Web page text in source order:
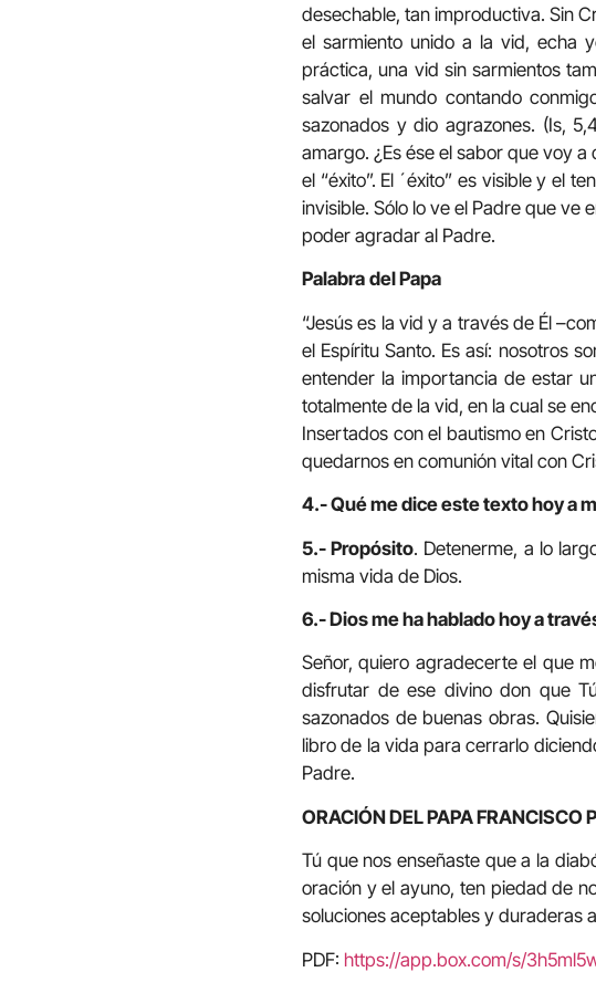
desechable, tan improductiva. Sin
el sarmiento unido a la vid, echa
práctica, una vid sin sarmientos
salvar el mundo contando
sazonados y dio agrazones. (Is,
amargo. ¿Es ése el sabor que voy
el “éxito”. El ´éxito” es visible y el
invisible. Sólo lo ve el Padre que ve
poder agradar al Padre.
Palabra del Papa
“Jesús es la vid y a través de Él
el Espíritu Santo. Es así: nosotros
entender la importancia de estar
totalmente de la vid, en la cual se
Insertados con el bautismo en
quedarnos en comunión vital con
4.- Qué me dice este texto hoy a
5.- Propósito. Detenerme, a lo
misma vida de Dios.
6.- Dios me ha hablado hoy a
Señor, quiero agradecerte el que
disfrutar de ese divino don que
sazonados de buenas obras.
libro de la vida para cerrarlo
Padre.
ORACIÓN DEL PAPA FRANCISCO
Tú que nos enseñaste que a la
oración y el ayuno, ten piedad de
soluciones aceptables y duraderas
PDF: https://app.box.com/s/